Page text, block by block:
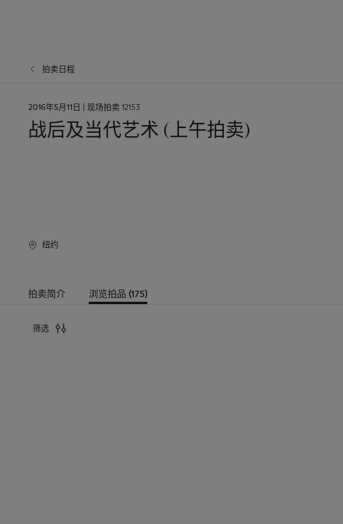
拍卖日程
日
2016年5月11日 | 现场拍卖 12153
战后及当代艺术 (上午拍卖)
纽约
拍卖简介 浏览拍品 (175)
筛选